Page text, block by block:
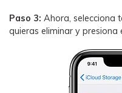
Paso 3: Ahora, selecciona
quieras eliminar y presiona